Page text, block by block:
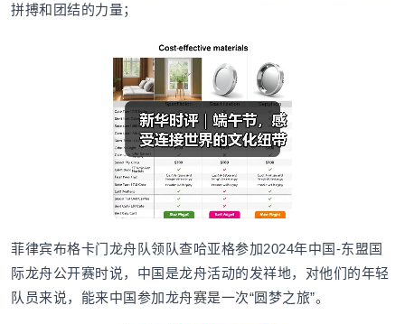
拼搏和团结的力量；
菲律宾布格卡门龙舟队领队查哈亚格参加2024年中国-东盟国
际龙舟公开赛时说，中国是龙舟活动的发祥地，对他们的年轻
队员来说，能来中国参加龙舟赛是一次“圆梦之旅”。